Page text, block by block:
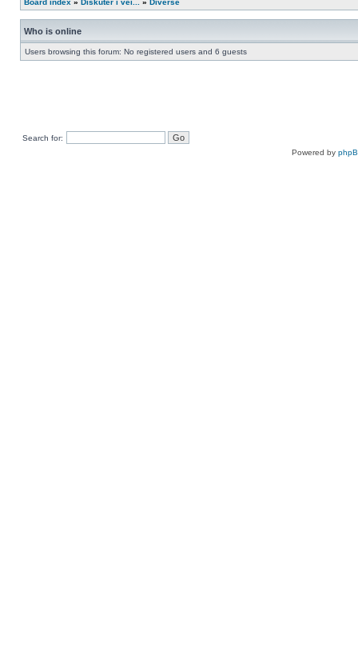
Board index » Diskuter i vei... » Diverse
Who is online
Users browsing this forum: No registered users and 6 guests
Search for:
Powered by